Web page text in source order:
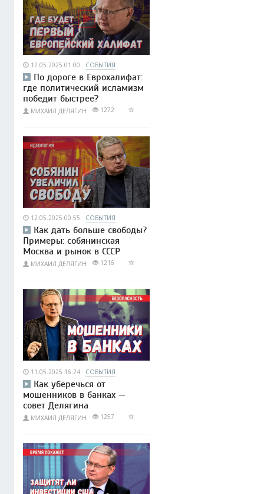
12.05.2025 01:00 СОБЫТИЯ
По дороге в Еврохалифат:
где политический исламизм
победит быстрее?
МИХАИЛ ДЕЛЯГИН 1272
12.05.2025 00:55 СОБЫТИЯ
Как дать больше свободы?
Примеры: собянинская
Москва и рынок в СССР
МИХАИЛ ДЕЛЯГИН 1216
11.05.2025 16:24 СОБЫТИЯ
Как уберечься от
мошенников в банках —
совет Делягина
МИХАИЛ ДЕЛЯГИН 1257